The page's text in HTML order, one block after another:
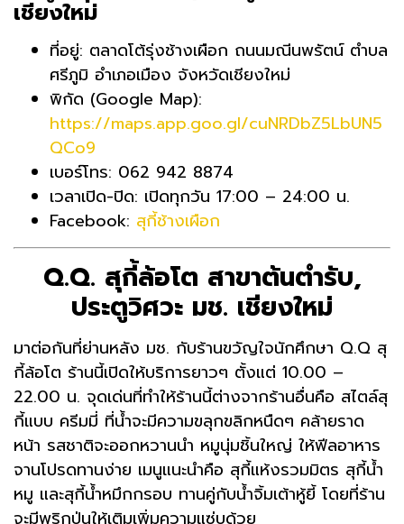
เชียงใหม่
ที่อยู่: ตลาดโต้รุ่งช้างเผือก ถนนมณีนพรัตน์ ตำบล
ศรีภูมิ อำเภอเมือง จังหวัดเชียงใหม่
พิกัด (Google Map):
https://maps.app.goo.gl/cuNRDbZ5LbUN5
QCo9
เบอร์โทร: 062 942 8874
เวลาเปิด-ปิด: เปิดทุกวัน 17:00 – 24:00 น.
Facebook: สุกี้ช้างเผือก
Q.Q. สุกี้ล้อโต สาขาต้นตำรับ,
ประตูวิศวะ มช. เชียงใหม่
มาต่อกันที่ย่านหลัง มช. กับร้านขวัญใจนักศึกษา Q.Q สุ
กี้ล้อโต ร้านนี้เปิดให้บริการยาวๆ ตั้งแต่ 10.00 –
22.00 น. จุดเด่นที่ทำให้ร้านนี้ต่างจากร้านอื่นคือ สไตล์สุ
กี้แบบ ครีมมี่ ที่น้ำจะมีความขลุกขลิกหนืดๆ คล้ายราด
หน้า รสชาติจะออกหวานนำ หมูนุ่มชิ้นใหญ่ ให้ฟีลอาหาร
จานโปรดทานง่าย เมนูแนะนำคือ สุกี้แห้งรวมมิตร สุกี้น้ำ
หมู และสุกี้น้ำหมึกกรอบ ทานคู่กับน้ำจิ้มเต้าหู้ยี้ โดยที่ร้าน